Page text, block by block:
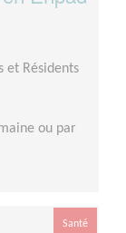
et Résidents
ou par
Santé